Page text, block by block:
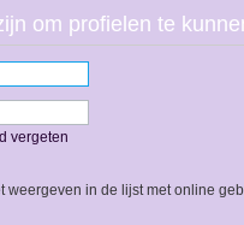
om profielen te
vergeten
weergeven in de lijst met online